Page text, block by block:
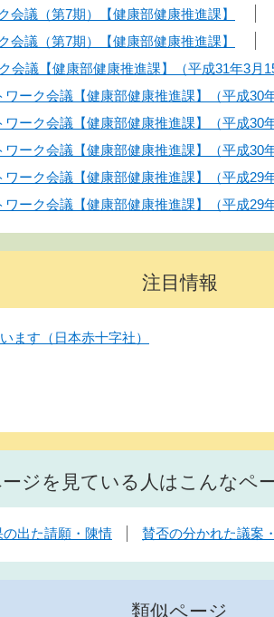
議（第7期）【健康部健康推進課】
議（第7期）【健康部健康推進課】
会議【健康部健康推進課】（平成31年3月
ーク会議【健康部健康推進課】（平成30
ーク会議【健康部健康推進課】（平成30
ーク会議【健康部健康推進課】（平成30
ーク会議【健康部健康推進課】（平成29
ーク会議【健康部健康推進課】（平成29
注目情報
ます（日本赤十字社）
ジを見ている人はこんなペ
の出た請願・陳情 賛否の分かれた議案
類似ページ